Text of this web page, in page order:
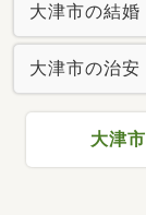
大津市の結婚
大津市の治安
大津